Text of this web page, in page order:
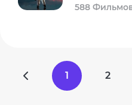
588
1 2